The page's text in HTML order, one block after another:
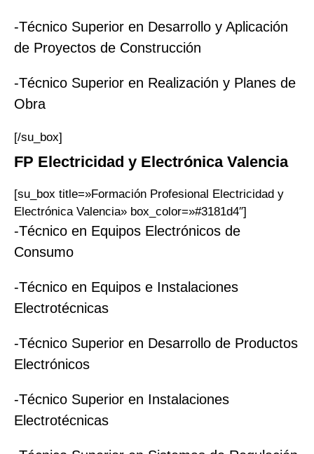
-Técnico Superior en Desarrollo y Aplicación
de Proyectos de Construcción
-Técnico Superior en Realización y Planes de
Obra
[/su_box]
FP Electricidad y Electrónica Valencia
[su_box title=»Formación Profesional Electricidad y
Electrónica Valencia» box_color=»#3181d4″]
-Técnico en Equipos Electrónicos de
Consumo
-Técnico en Equipos e Instalaciones
Electrotécnicas
-Técnico Superior en Desarrollo de Productos
Electrónicos
-Técnico Superior en Instalaciones
Electrotécnicas